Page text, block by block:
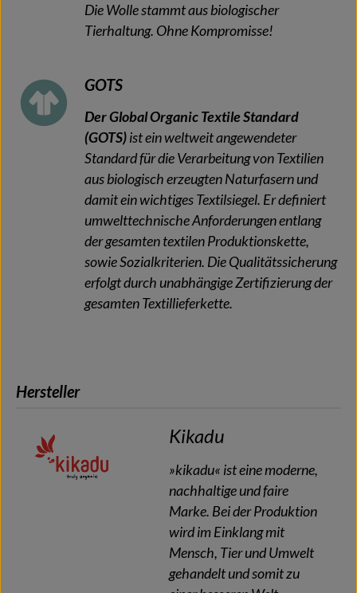
Die Wolle stammt aus biologischer
Tierhaltung. Ohne Kompromisse!
GOTS
Der Global Organic Textile Standard
(GOTS)ist ein weltweit angewendeter
Standard für die Verarbeitung von Textilien
aus biologisch erzeugten Naturfasern und
damit ein wichtiges Textilsiegel. Er definiert
umwelttechnische Anforderungen entlang
der gesamten textilen Produktionskette,
sowie Sozialkriterien. Die Qualitätssicherung
erfolgt durch unabhängige Zertifizierung der
gesamten Textillieferkette.
Hersteller
Kikadu
»kikadu« ist eine moderne,
nachhaltige und faire
Marke. Bei der Produktion
wird im Einklang mit
Mensch, Tier und Umwelt
gehandelt und somit zu